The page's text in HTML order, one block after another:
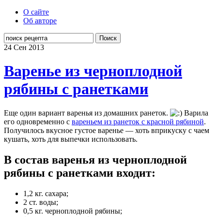
О сайте
Об авторе
Поиск
24 Сен 2013
Варенье из черноплодной
рябины с ранетками
Еще один вариант варенья из домашних ранеток.
Варила
его одновременно с вареньем из ранеток с красной рябиной.
Получилось вкусное густое варенье — хоть вприкуску с чаем
кушать, хоть для выпечки использовать.
В состав варенья из черноплодной
рябины с ранетками входит:
1,2 кг. сахара;
2 ст. воды;
0,5 кг. черноплодной рябины;